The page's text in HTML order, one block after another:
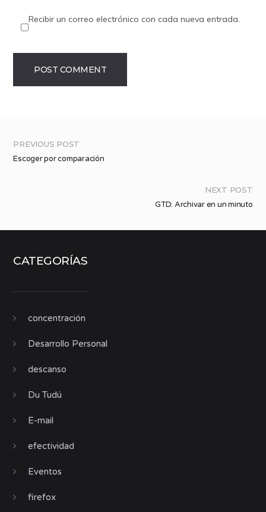
Recibir un correo electrónico con cada nueva entrada.
PREVIOUS POST
Escoger por comparación
NEXT POST
GTD: Archivar en un minuto
CATEGORÍAS
concentración
Desarrollo Personal
descanso
Du Tudú
E-mail
efectividad
Eventos
firefox